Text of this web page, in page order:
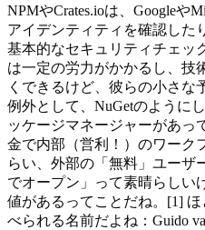
NPMやCrates.ioは、Googleや
アイデンティティを確認した
基本的なセキュリティチェッ
は一定の労力がかかるし、技
くできるけど、彼らの小さな
例外として、NuGetのように
ッケージマネージャーがあっ
金で内部（営利！）のワーク
らい、外部の「無料」ユーザ
でオープン」って素晴らしい
値があるってことだね。[1]
べられる名前だよね：Guido